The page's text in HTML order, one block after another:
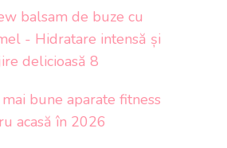
balsam de buze cu
- Hidratare intensă și
delicioasă 8
bune aparate fitness
acasă în 2026